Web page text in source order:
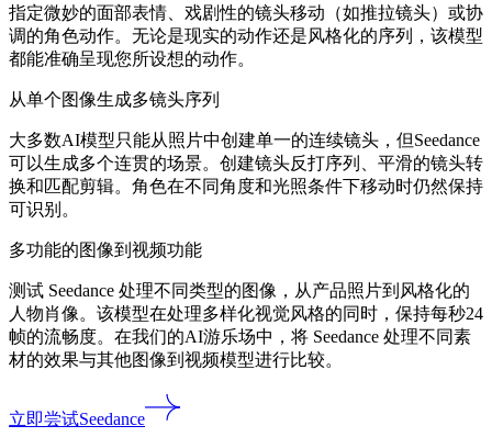
指定微妙的面部表情、戏剧性的镜头移动（如推拉镜头）或协
调的角色动作。无论是现实的动作还是风格化的序列，该模型
都能准确呈现您所设想的动作。
从单个图像生成多镜头序列
大多数AI模型只能从照片中创建单一的连续镜头，但Seedance
可以生成多个连贯的场景。创建镜头反打序列、平滑的镜头转
换和匹配剪辑。角色在不同角度和光照条件下移动时仍然保持
可识别。
多功能的图像到视频功能
测试 Seedance 处理不同类型的图像，从产品照片到风格化的
人物肖像。该模型在处理多样化视觉风格的同时，保持每秒24
帧的流畅度。在我们的AI游乐场中，将 Seedance 处理不同素
材的效果与其他图像到视频模型进行比较。
立即尝试Seedance